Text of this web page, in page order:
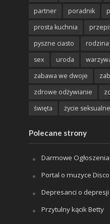
partner
poradnik
prosta kuchnia
pyszne ciasto
rodzina
sex
uroda
zabawa we dwoje
zdrowe odżywianie
święta
życie seksualne
Polecane strony
Darmowe
Portal o muzyce
Depresanci o depresji
Przytulny kącik Betty